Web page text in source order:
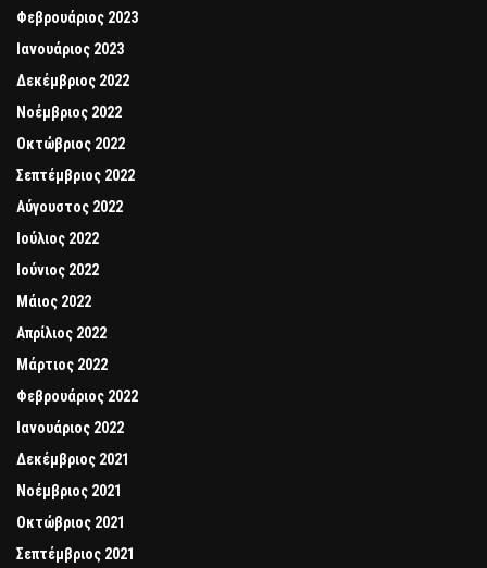
Φεβρουάριος 2023
Ιανουάριος 2023
Δεκέμβριος 2022
Νοέμβριος 2022
Οκτώβριος 2022
Σεπτέμβριος 2022
Αύγουστος 2022
Ιούλιος 2022
Ιούνιος 2022
Μάιος 2022
Απρίλιος 2022
Μάρτιος 2022
Φεβρουάριος 2022
Ιανουάριος 2022
Δεκέμβριος 2021
Νοέμβριος 2021
Οκτώβριος 2021
Σεπτέμβριος 2021